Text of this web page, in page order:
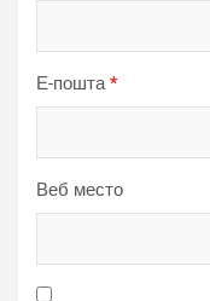
Е-пошта*
Веб место